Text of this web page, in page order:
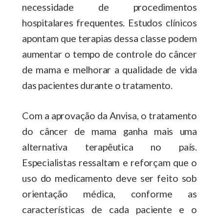
necessidade de procedimentos
hospitalares frequentes. Estudos clínicos
apontam que terapias dessa classe podem
aumentar o tempo de controle do câncer
de mama e melhorar a qualidade de vida
das pacientes durante o tratamento.
Com a aprovação da Anvisa, o tratamento
do câncer de mama ganha mais uma
alternativa terapêutica no país.
Especialistas ressaltam e reforçam que o
uso do medicamento deve ser feito sob
orientação médica, conforme as
características de cada paciente e o